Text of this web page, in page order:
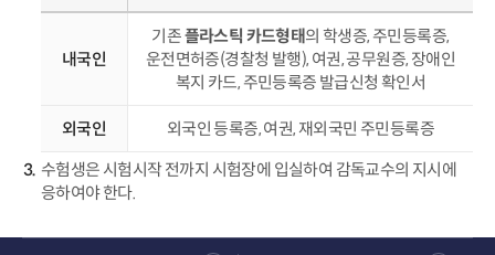
내국인
기존플라스틱 카드형태의 학생증, 주민등록증,
운전면허증(경찰청 발행), 여권, 공무원증, 장애인
복지 카드, 주민등록증 발급신청 확인서
외국인
외국인 등록증, 여권, 재외국민 주민등록증
수험생은 시험시작 전까지 시험장에 입실하여 감독교수의 지시에
응하여야 한다.